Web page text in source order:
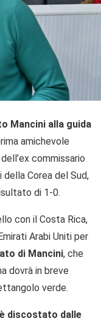
Mancini alla guida
amichevole
commissario
Corea del Sud,
di 1-0.
con il Costa Rica,
Arabi Uniti per
di Mancini, che
dovrà in breve
verde.
discostato dalle